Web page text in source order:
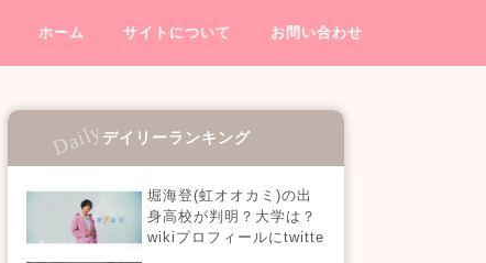
ホーム サイトについて お問い合わせ
デイリーランキング
堀海登(虹オオカミ)の出
身高校が判明？大学は？
wikiプロフィールにtwitte